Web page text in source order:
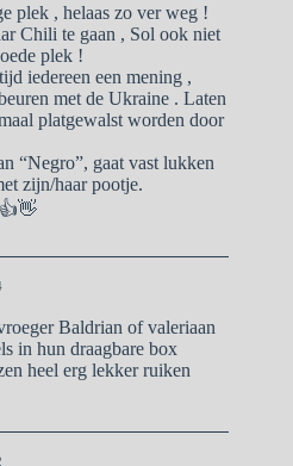
plek , helaas zo ver weg !
Chili te gaan , Sol ook niet
plek !
iedereen een mening ,
met de Ukraine . Laten
platgewalst worden door
“Negro”, gaat vast lukken
zijn/haar pootje.
Baldrian of valeriaan
in hun draagbare box
heel erg lekker ruiken